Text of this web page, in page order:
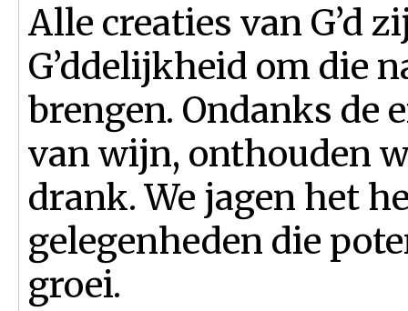
Alle creaties van G’d
G’ddelijkheid om die
brengen. Ondanks de
van wijn, onthouden
drank. We jagen het
gelegenheden die
groei.